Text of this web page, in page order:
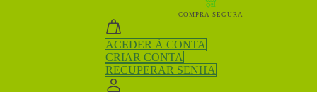
COMPRA SEGURA
ACEDER À CONTA
CRIAR CONTA
RECUPERAR SENHA